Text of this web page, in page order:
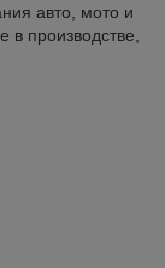
авто, мото и
в производстве,